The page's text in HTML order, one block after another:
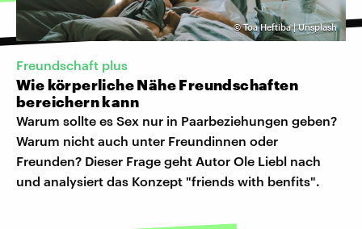
©Toa Heftiba | Unsplash
Freundschaft plus
Wie körperliche Nähe Freundschaften
bereichern kann
Warum sollte es Sex nur in Paarbeziehungen geben?
Warum nicht auch unter Freundinnen oder
Freunden? Dieser Frage geht Autor Ole Liebl nach
und analysiert das Konzept "friends with benfits".